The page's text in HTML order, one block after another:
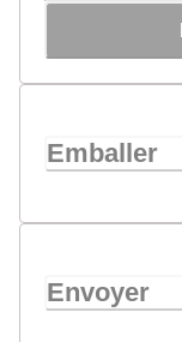
Emballer
Envoyer